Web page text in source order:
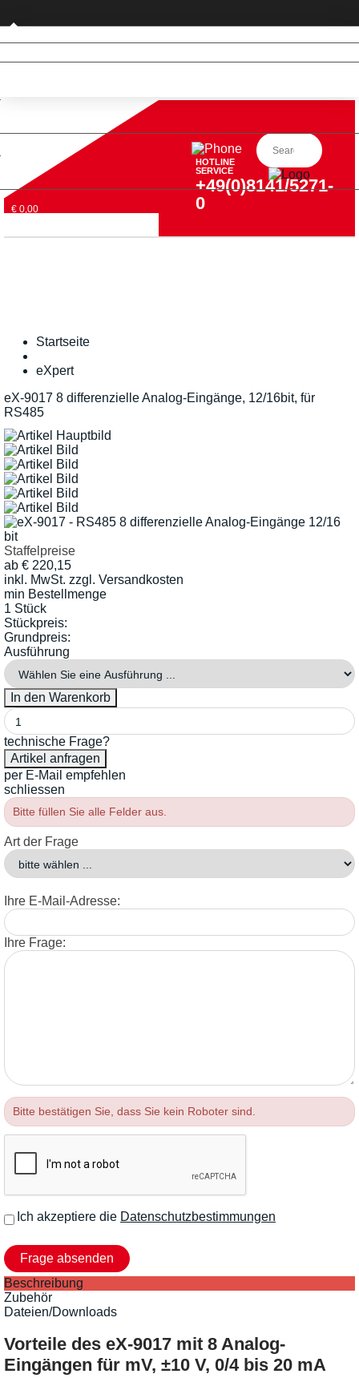
Privatkunde (nur DE)
€ 0,00
HOTLINE
SERVICE
+49(0)8141/5271-
0
Startseite
eXpert
eX-9017 8 differenzielle Analog-Eingänge, 12/16bit, für
RS485
Staffelpreise
ab € 220,15
inkl. MwSt. zzgl. Versandkosten
min Bestellmenge
1 Stück
Stückpreis:
Grundpreis:
Ausführung
technische Frage?
per E-Mail empfehlen
schliessen
Bitte füllen Sie alle Felder aus.
Art der Frage
Ihre E-Mail-Adresse:
Ihre Frage:
Bitte bestätigen Sie, dass Sie kein Roboter sind.
Ich akzeptiere die Datenschutzbestimmungen
Beschreibung
Zubehör
Dateien/Downloads
Vorteile des eX-9017 mit 8 Analog-
Eingängen für mV, ±10 V, 0/4 bis 20 mA